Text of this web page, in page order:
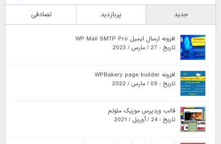
جدید پربازدید تصادفی
افزونه ارسال ایمیل WP Mail SMTP Pro
تاریخ : 27 / مارس / 2023
افزونه WPBakery page builder
تاریخ : 09 / مارس / 2022
قالب وردپرس موزیک ملوتم
تاریخ : 24 / آوریل / 2021